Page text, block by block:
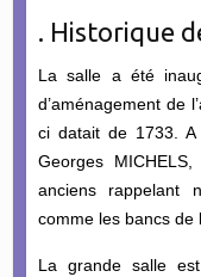
. Historique
La salle a été
d’aménagement de
ci datait de 1733. A
Georges
anciens rappelant
comme les bancs de
La grande salle